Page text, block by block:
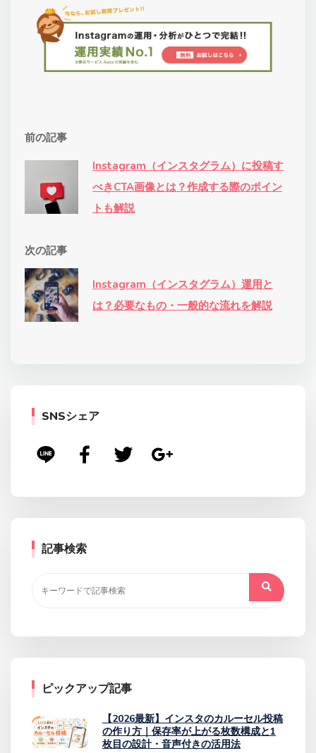
前の記事
Instagram（インスタグラム）に投稿す
べきCTA画像とは？作成する際のポイン
トも解説
次の記事
Instagram（インスタグラム）運用と
は？必要なもの・一般的な流れを解説
SNSシェア
記事検索
ピックアップ記事
【2026最新】インスタのカルーセル投稿
の作り方｜保存率が上がる枚数構成と1
枚目の設計・音声付きの活用法